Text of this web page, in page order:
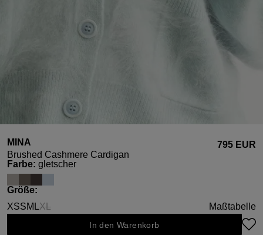
MINA
Brushed Cashmere Cardigan
795 EUR
Farbeauswählen
: gletscher
Größeauswählen
:
XSSM LXL
(Diese Option ist zurzeit nicht verfügbar.)
Maßtabelle
In den Warenkorb